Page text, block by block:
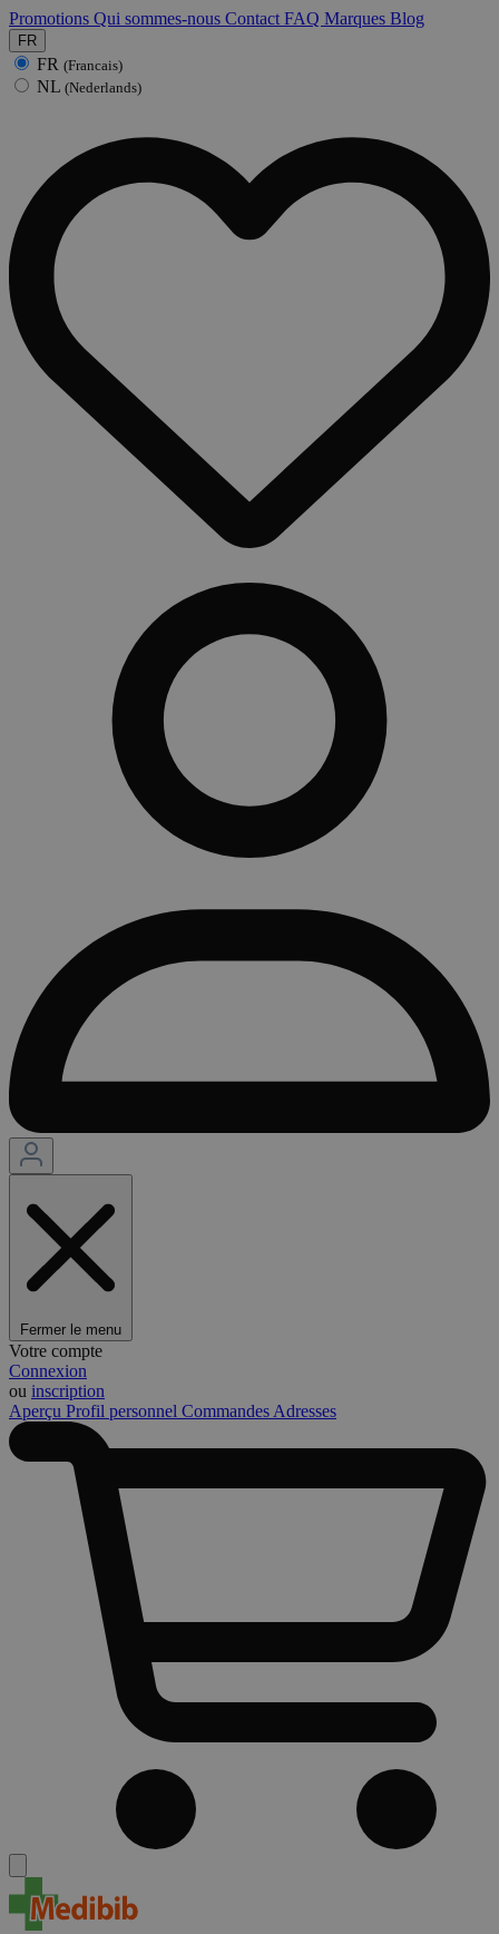
Promotions Qui sommes-nous Contact FAQ Marques Blog
FR
FR (Francais)
NL (Nederlands)
Fermer le menu
Votre compte
Connexion
ou inscription
Aperçu Profil personnel Commandes Adresses